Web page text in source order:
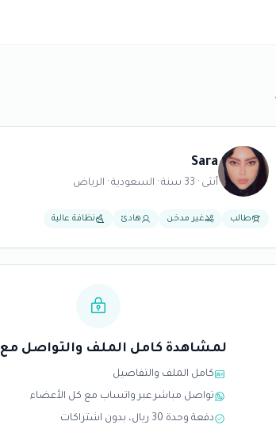
Sara
أنثى · 33 سنة · السعودية · الرياض
طالب غير مدخن هادئ نظافة عالية
لمشاهدة كامل الملف والتواصل مع Sara
كامل الملف والتفاصيل
تواصل مباشر عبر واتساب مع كل الأعضاء
دفعة وحدة 30 ريال، بدون اشتراكات